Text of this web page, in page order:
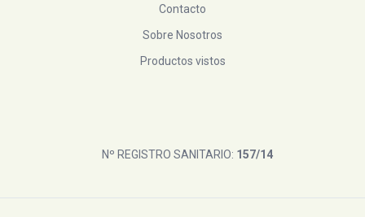
Contacto
Sobre Nosotros
Productos vistos
Nº REGISTRO SANITARIO: 157/14